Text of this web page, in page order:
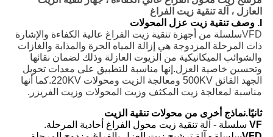
العازل ، آلة تنقية زيت الفراغ
VFDسلسلة من أجهزة تنقية زيت الفراغ عالية الكفاءة والإشارة
ذات المرحلة المزدوجة هي إزالة المياه الحرة والمذابة والغازات
والشوائب الميكانيكية من الزيوت العازلة وذلك لضمان نقائها
وتحسين خاصية العزل.إنها مناسبة للتطبيق على معدات تحويل
الجهد الفائق 500KV ومعالجة الزيت ومحولات 220KV.كما أنها
مناسبة لمعالجة زيت المكثف وزيت المحولات وزيت الفريزر.
ثانيًا.نماذج أخرى من محولات تنقية الزيت
VFسلسلة - آلة تنقية زيت محول الفراغ أحادية المرحلة.